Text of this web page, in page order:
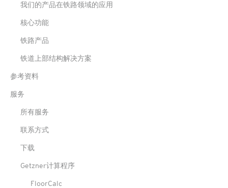
我们的产品在铁路领域的应用
核心功能
铁路产品
铁道上部结构解决方案
参考资料
服务
所有服务
联系方式
下载
Getzner计算程序
FloorCalc